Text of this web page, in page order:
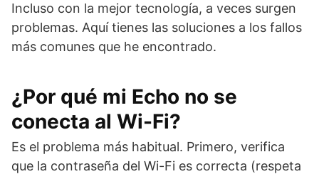
Incluso con la mejor tecnología, a veces surgen
problemas. Aquí tienes las soluciones a los fallos
más comunes que he encontrado.
¿Por qué mi Echo no se
conecta al Wi-Fi?
Es el problema más habitual. Primero, verifica
que la contraseña del Wi-Fi es correcta (respeta